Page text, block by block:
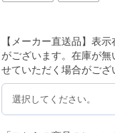
【メーカー直送品】表
がございます。在庫が無
せていただく場合がござ